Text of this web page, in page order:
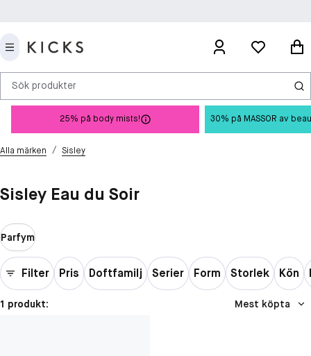
Sök produkter
25% på body mists! 30% på MASSOR av
Alla märken / Sisley
Sisley Eau du Soir
Parfym
Filter Pris Doftfamilj Serier Form Storlek Kön
1 produkt: Mest köpta